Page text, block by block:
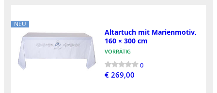
NEU
Altartuch mit Marienmotiv,
160 × 300 cm
VORRÄTIG
0
€ 269,00